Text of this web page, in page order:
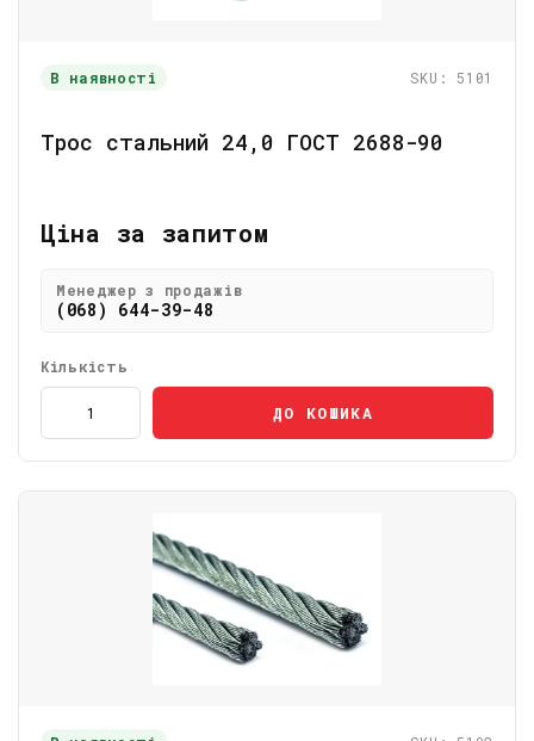
В наявності SKU: 5101
Трос стальний 24,0 ГОСТ 2688-90
Ціна за запитом
Менеджер з продажів
(068) 644-39-48
Кількість
ДО КОШИКА